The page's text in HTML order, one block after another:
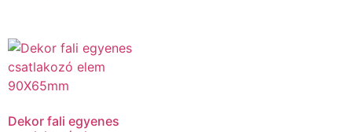
Dekor fali egyenes